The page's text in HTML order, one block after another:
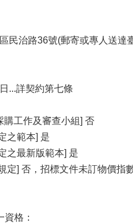
民治路36號(郵寄或專人送達
...詳契約第七條
購工作及審查小組] 否
之範本] 是
之最新版範本] 是
定] 否，招標文件未訂物價指
格：